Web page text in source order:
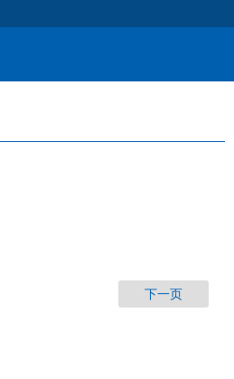
下一页